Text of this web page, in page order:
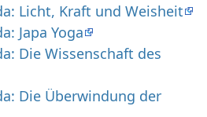
Licht, Kraft und Weisheit
Japa Yoga
Die Wissenschaft des
Die Überwindung der